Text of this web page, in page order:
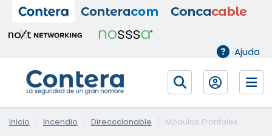
Ajuda
Inicio Incendio Direcccionable Módulos Frontales